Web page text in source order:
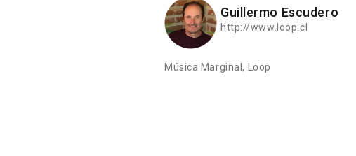
Guillermo Escudero
http://www.loop.cl
Música Marginal, Loop